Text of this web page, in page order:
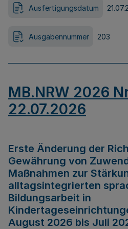
Ausfertigungsdatum
Ausgabennummer 203
MB.NRW 2026
22.07.2026
Erste Änderung der
Gewährung von
Maßnahmen zur
alltagsintegrierten
Bildungsarbeit in
August 2026 bis Juli